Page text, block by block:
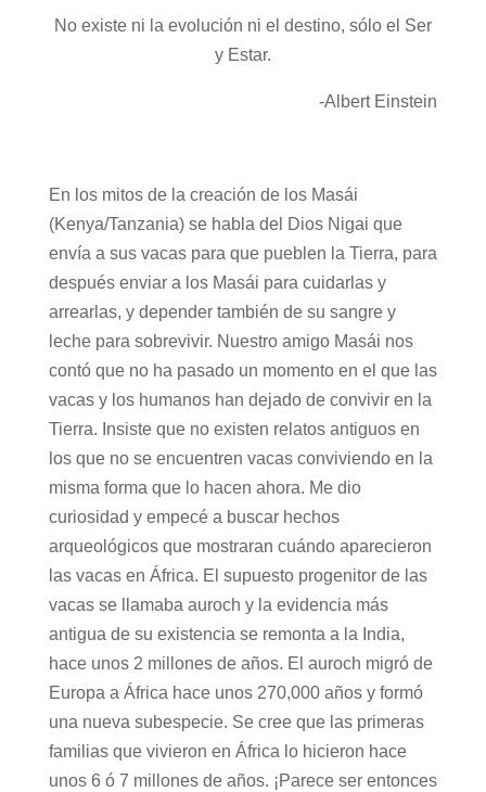
No existe ni la evolución ni el destino, sólo el Ser
y Estar.
-Albert Einstein
En los mitos de la creación de los Masái
(Kenya/Tanzania) se habla del Dios Nigai que
envía a sus vacas para que pueblen la Tierra, para
después enviar a los Masái para cuidarlas y
arrearlas, y depender también de su sangre y
leche para sobrevivir. Nuestro amigo Masái nos
contó que no ha pasado un momento en el que las
vacas y los humanos han dejado de convivir en la
Tierra. Insiste que no existen relatos antiguos en
los que no se encuentren vacas conviviendo en la
misma forma que lo hacen ahora. Me dio
curiosidad y empecé a buscar hechos
arqueológicos que mostraran cuándo aparecieron
las vacas en África. El supuesto progenitor de las
vacas se llamaba auroch y la evidencia más
antigua de su existencia se remonta a la India,
hace unos 2 millones de años. El auroch migró de
Europa a África hace unos 270,000 años y formó
una nueva subespecie. Se cree que las primeras
familias que vivieron en África lo hicieron hace
unos 6 ó 7 millones de años. ¡Parece ser entonces